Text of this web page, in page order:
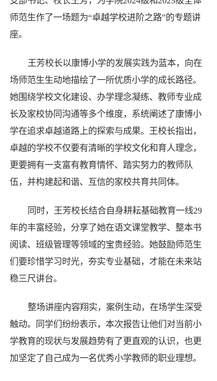
师范生作了一场题为“卓越学校进阶之路”的专题讲
座。
王芳校长以康博小学的发展实践为蓝本，向在
场师范生生动地描绘了一所优质小学的成长路径。
她围绕学校文化建设、办学理念凝练、教师专业成
长及家校协同沟通等多个维度，系统阐述了康博小
学在追求卓越道路上的探索与成果。王校长指出，
卓越的学校不仅要有清晰的学校文化和育人理念，
更要拥有一支富有教育情怀、踏实努力的教师队
伍，并构建起和谐、互信的家校共育共同体。
同时，王芳校长结合自身耕耘基础教育一线29
年的丰富经验，分享了她在语文课堂教学、整本书
阅读、班级管理等领域的宝贵经验。她鼓励师范生
们要珍惜学习时光，夯实专业基础，才能在未来站
稳三尺讲台。
整场讲座内容翔实，案例生动，在场学生深受
触动。同学们纷纷表示，本次报告让他们对当前小
学教育的现状与发展趋势有了更直观的认识，也更
加坚定了自己成为一名优秀小学教师的职业理想。